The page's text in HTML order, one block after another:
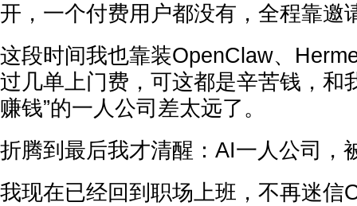
开，一个付费用户都没有，全程靠邀
这段时间我也靠装OpenClaw、
过几单上门费，可这都是辛苦钱，和
赚钱”的一人公司差太远了。
折腾到最后我才清醒：AI一人公司，
我现在已经回到职场上班，不再迷信